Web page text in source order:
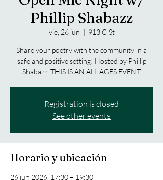
Phillip Shabazz
vie, 26 jun
  |
913 C St
Share your poetry with the community in a
safe and positive setting! Hosted by Phillip
Shabazz. THIS IS AN ALL AGES EVENT
Registration is closed
See other events
Horario y ubicación
26 jun 2026, 17:30 – 19:30